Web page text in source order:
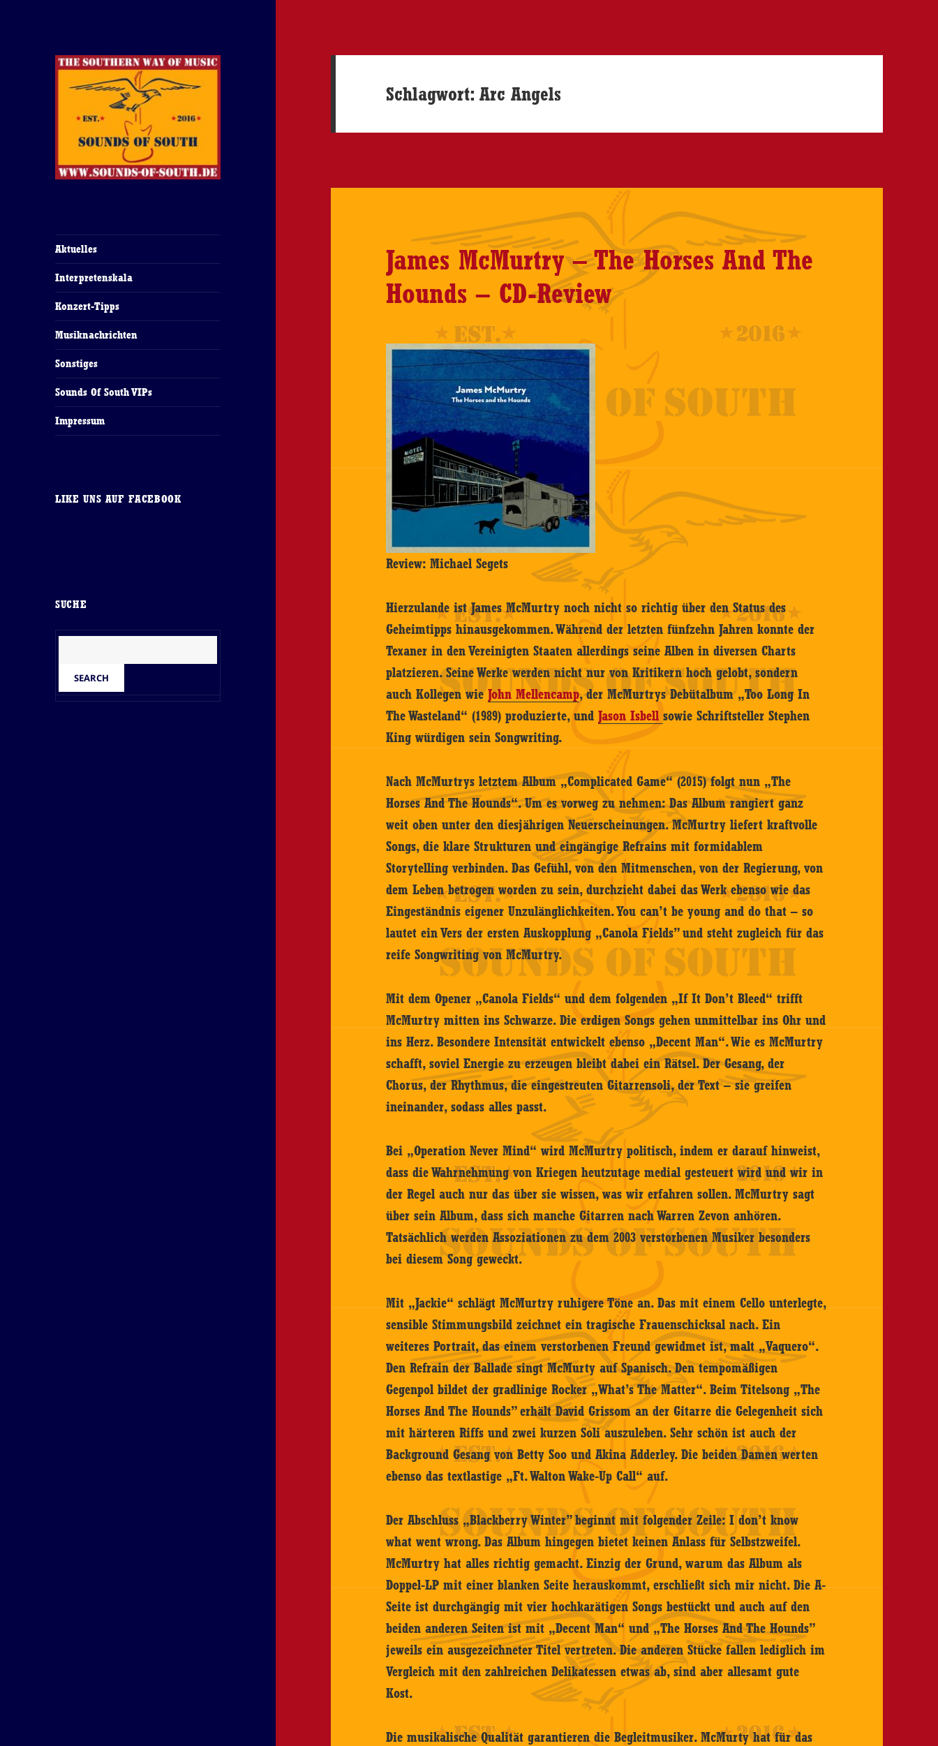
Aktuelles
Interpretenskala
Konzert-Tipps
Musiknachrichten
Sonstiges
Sounds Of South VIPs
Impressum
LIKE UNS AUF FACEBOOK
SUCHE
Schlagwort:Arc Angels
James McMurtry – The Horses And The
Hounds – CD-Review
Review: Michael Segets
Hierzulande ist James McMurtry noch nicht so richtig über den Status des
Geheimtipps hinausgekommen. Während der letzten fünfzehn Jahren konnte der
Texaner in den Vereinigten Staaten allerdings seine Alben in diversen Charts
platzieren. Seine Werke werden nicht nur von Kritikern hoch gelobt, sondern
auch Kollegen wieJohn Mellencamp, der McMurtrys Debütalbum „Too Long In
The Wasteland“ (1989) produzierte, undJason Isbellsowie Schriftsteller Stephen
King würdigen sein Songwriting.
Nach McMurtrys letztem Album „Complicated Game“ (2015) folgt nun „The
Horses And The Hounds“. Um es vorweg zu nehmen: Das Album rangiert ganz
weit oben unter den diesjährigen Neuerscheinungen. McMurtry liefert kraftvolle
Songs, die klare Strukturen und eingängige Refrains mit formidablem
Storytelling verbinden. Das Gefühl, von den Mitmenschen, von der Regierung, von
dem Leben betrogen worden zu sein, durchzieht dabei das Werk ebenso wie das
Eingeständnis eigener Unzulänglichkeiten. You can’t be young and do that – so
lautet ein Vers der ersten Auskopplung „Canola Fields” und steht zugleich für das
reife Songwriting von McMurtry.
Mit dem Opener „Canola Fields“ und dem folgenden „If It Don’t Bleed“ trifft
McMurtry mitten ins Schwarze. Die erdigen Songs gehen unmittelbar ins Ohr und
ins Herz. Besondere Intensität entwickelt ebenso „Decent Man“. Wie es McMurtry
schafft, soviel Energie zu erzeugen bleibt dabei ein Rätsel. Der Gesang, der
Chorus, der Rhythmus, die eingestreuten Gitarrensoli, der Text – sie greifen
ineinander, sodass alles passt.
Bei „Operation Never Mind“ wird McMurtry politisch, indem er darauf hinweist,
dass die Wahrnehmung von Kriegen heutzutage medial gesteuert wird und wir in
der Regel auch nur das über sie wissen, was wir erfahren sollen. McMurtry sagt
über sein Album, dass sich manche Gitarren nach Warren Zevon anhören.
Tatsächlich werden Assoziationen zu dem 2003 verstorbenen Musiker besonders
bei diesem Song geweckt.
Mit „Jackie“ schlägt McMurtry ruhigere Töne an. Das mit einem Cello unterlegte,
sensible Stimmungsbild zeichnet ein tragische Frauenschicksal nach. Ein
weiteres Portrait, das einem verstorbenen Freund gewidmet ist, malt „Vaquero“.
Den Refrain der Ballade singt McMurty auf Spanisch. Den tempomäßigen
Gegenpol bildet der gradlinige Rocker „What’s The Matter“. Beim Titelsong „The
Horses And The Hounds” erhält David Grissom an der Gitarre die Gelegenheit sich
mit härteren Riffs und zwei kurzen Soli auszuleben. Sehr schön ist auch der
Background Gesang von Betty Soo und Akina Adderley. Die beiden Damen werten
ebenso das textlastige „Ft. Walton Wake-Up Call“ auf.
Der Abschluss „Blackberry Winter” beginnt mit folgender Zeile: I don’t know
what went wrong. Das Album hingegen bietet keinen Anlass für Selbstzweifel.
McMurtry hat alles richtig gemacht. Einzig der Grund, warum das Album als
Doppel-LP mit einer blanken Seite herauskommt, erschließt sich mir nicht. Die A-
Seite ist durchgängig mit vier hochkarätigen Songs bestückt und auch auf den
beiden anderen Seiten ist mit „Decent Man“ und „The Horses And The Hounds”
jeweils ein ausgezeichneter Titel vertreten. Die anderen Stücke fallen lediglich im
Vergleich mit den zahlreichen Delikatessen etwas ab, sind aber allesamt gute
Kost.
Die musikalische Qualität garantieren die Begleitmusiker. McMurty hat für das